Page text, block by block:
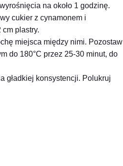
na około 1 godzinę.
cukier z cynamonem i
cm plastry.
miejsca między nimi. Pozostaw
do 180°C przez 25-30 minut, do
gładkiej konsystencji. Polukruj